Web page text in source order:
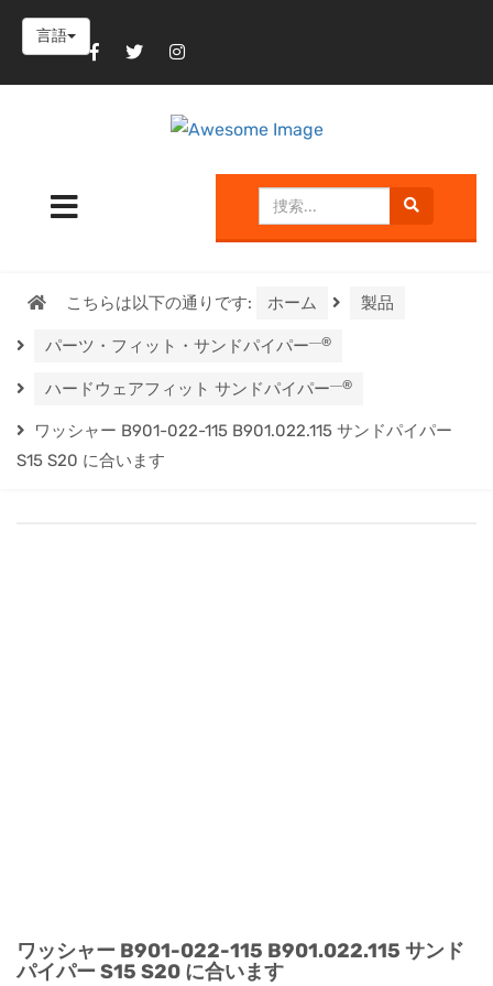
言語
こちらは以下の通りです: ホーム 製品
パーツ・フィット・サンドパイパー―®
ハードウェアフィット サンドパイパー―®
ワッシャー B901-022-115 B901.022.115 サンドパイパー
S15 S20 に合います
ワッシャー B901-022-115 B901.022.115 サンド
パイパー S15 S20 に合います